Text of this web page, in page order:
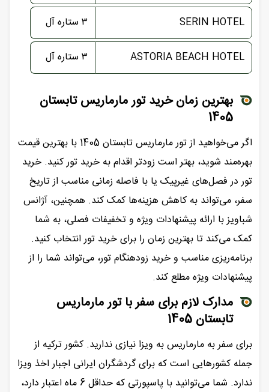
SERIN HOTEL ۳ ستاره آل
ASTORIA BEACH HOTEL ۳ ستاره آل
بهترین زمان خرید تور مارماریس تابستان
1405
اگر می‌خواهید از تور مارماریس تابستان 1405 با بهترین قیمت
بهره‌مند شوید، بهتر است زودتر اقدام به خرید تور کنید. خرید
تور در فصل‌های غیرپیک یا با فاصله زمانی مناسب از تاریخ
سفر، می‌تواند به کاهش هزینه‌ها کمک کند. همچنین، آژانس
شباویز با ارائه پیشنهادات ویژه و تخفیفات فصلی، به شما
کمک می‌کند تا بهترین زمان را برای خرید تور انتخاب کنید.
برنامه‌ریزی مناسب و خرید زودهنگام تور، می‌تواند شما را از
پیشنهادات ویژه مطلع کند.
مدارک لازم برای سفر با تور مارماریس
تابستان 1405
برای سفر به مارماریس به ویزا نیازی ندارید. کشور ترکیه از
جمله کشورهایی است که برای گردشگران ایرانی اجبار اخذ ویزا
ندارد. شما می‌توانید با پاسپورتی که حداقل 6 ماه اعتبار دارد،